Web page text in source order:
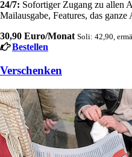
24/7: Sofortiger Zugang zu allen
Mailausgabe, Features, das ganze
30,90 Euro/Monat Soli: 42,90,
Bestellen
Verschenken